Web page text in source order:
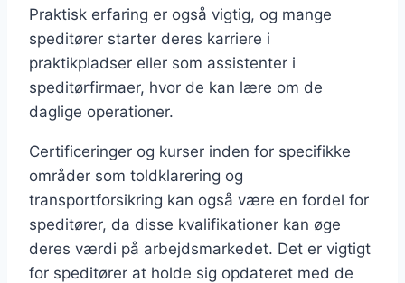
Praktisk erfaring er også vigtig, og mange
speditører starter deres karriere i
praktikpladser eller som assistenter i
speditørfirmaer, hvor de kan lære om de
daglige operationer.
Certificeringer og kurser inden for specifikke
områder som toldklarering og
transportforsikring kan også være en fordel for
speditører, da disse kvalifikationer kan øge
deres værdi på arbejdsmarkedet. Det er vigtigt
for speditører at holde sig opdateret med de